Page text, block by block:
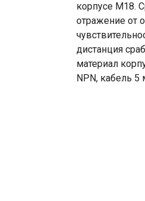
корпусе М18.
отражение от
дистанция
материал
NPN, кабель 5